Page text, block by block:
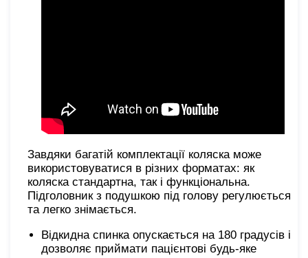
Завдяки багатій комплектації коляска може
використовуватися в різних форматах: як
коляска стандартна, так і функціональна.
Підголовник з подушкою під голову регулюється
та легко знімається.
Відкидна спинка опускається на 180 градусів і
дозволяє приймати пацієнтові будь-яке